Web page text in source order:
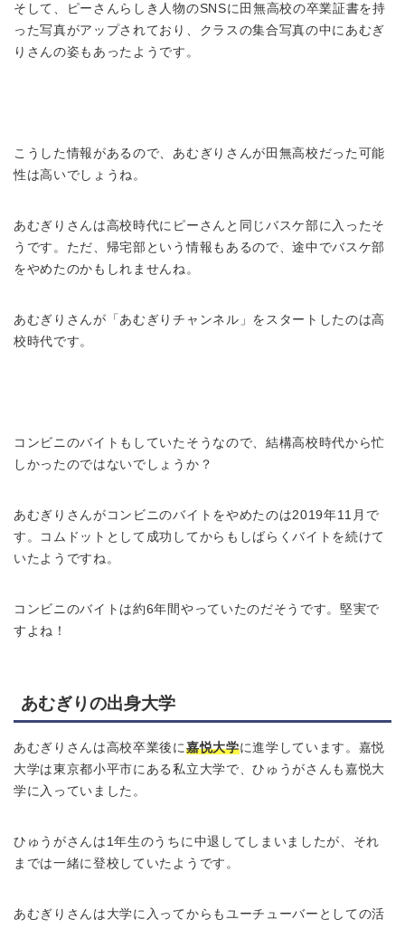
そして、ピーさんらしき人物のSNSに田無高校の卒業証書を持
った写真がアップされており、クラスの集合写真の中にあむぎ
りさんの姿もあったようです。
こうした情報があるので、あむぎりさんが田無高校だった可能
性は高いでしょうね。
あむぎりさんは高校時代にピーさんと同じバスケ部に入ったそ
うです。ただ、帰宅部という情報もあるので、途中でバスケ部
をやめたのかもしれませんね。
あむぎりさんが「あむぎりチャンネル」をスタートしたのは高
校時代です。
コンビニのバイトもしていたそうなので、結構高校時代から忙
しかったのではないでしょうか？
あむぎりさんがコンビニのバイトをやめたのは2019年11月で
す。コムドットとして成功してからもしばらくバイトを続けて
いたようですね。
コンビニのバイトは約6年間やっていたのだそうです。堅実で
すよね！
あむぎりの出身大学
あむぎりさんは高校卒業後に嘉悦大学に進学しています。嘉悦
大学は東京都小平市にある私立大学で、ひゅうがさんも嘉悦大
学に入っていました。
ひゅうがさんは1年生のうちに中退してしまいましたが、それ
までは一緒に登校していたようです。
あむぎりさんは大学に入ってからもユーチューバーとしての活